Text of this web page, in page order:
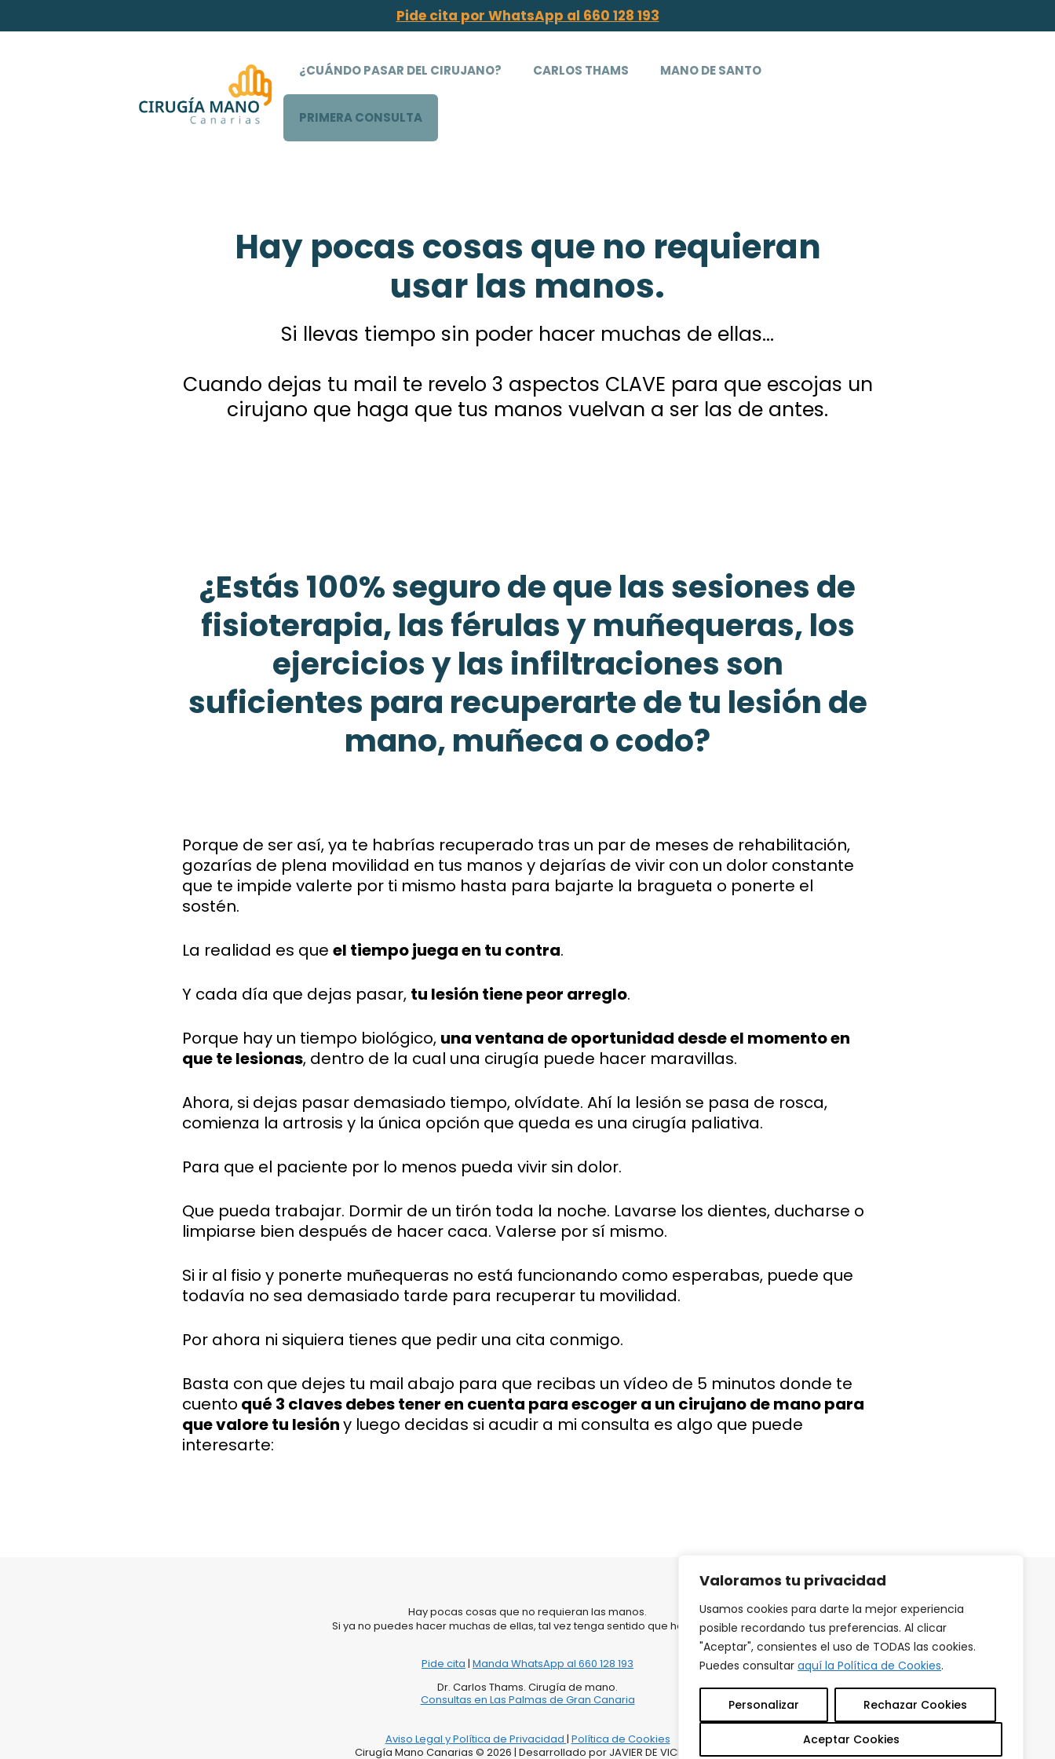
Pide cita por WhatsApp al 660 128 193
Valoramos tu privacidad
Usamos cookies para darte la mejor experiencia
posible recordando tus preferencias. Al clicar
"Aceptar", consientes el uso de TODAS las cookies.
Puedes consultar aquí la Política de Cookies.
Personalizar Rechazar Cookies
Aceptar Cookies
¿CUÁNDO PASAR DEL CIRUJANO? CARLOS THAMS MANO DE SANTO
PRIMERA CONSULTA
Hay pocas cosas que no requieran
usar las manos.
Si llevas tiempo sin poder hacer muchas de ellas…
Cuando dejas tu mail te revelo 3 aspectos CLAVE para que escojas un
cirujano que haga que tus manos vuelvan a ser las de antes.
¿Estás 100% seguro de que las sesiones de
fisioterapia, las férulas y muñequeras, los
ejercicios y las infiltraciones son
suficientes para recuperarte de tu lesión de
mano, muñeca o codo?
Porque de ser así, ya te habrías recuperado tras un par de meses de rehabilitación,
gozarías de plena movilidad en tus manos y dejarías de vivir con un dolor constante
que te impide valerte por ti mismo hasta para bajarte la bragueta o ponerte el
sostén.
La realidad es que el tiempo juega en tu contra.
Y cada día que dejas pasar, tu lesión tiene peor arreglo.
Porque hay un tiempo biológico, una ventana de oportunidad desde el momento en
que te lesionas, dentro de la cual una cirugía puede hacer maravillas.
Ahora, si dejas pasar demasiado tiempo, olvídate. Ahí la lesión se pasa de rosca,
comienza la artrosis y la única opción que queda es una cirugía paliativa.
Para que el paciente por lo menos pueda vivir sin dolor.
Que pueda trabajar. Dormir de un tirón toda la noche. Lavarse los dientes, ducharse o
limpiarse bien después de hacer caca. Valerse por sí mismo.
Si ir al fisio y ponerte muñequeras no está funcionando como esperabas, puede que
todavía no sea demasiado tarde para recuperar tu movilidad.
Por ahora ni siquiera tienes que pedir una cita conmigo.
Basta con que dejes tu mail abajo para que recibas un vídeo de 5 minutos donde te
cuento qué 3 claves debes tener en cuenta para escoger a un cirujano de mano para
que valore tu lesióny luego decidas si acudir a mi consulta es algo que puede
interesarte:
Hay pocas cosas que no requieran las manos.
Si ya no puedes hacer muchas de ellas, tal vez tenga sentido que hablemos
Pide cita | Manda WhatsApp al 660 128 193
Dr. Carlos Thams. Cirugía de mano.
Consultas en Las Palmas de Gran Canaria
Aviso Legal y Política de Privacidad | Política de Cookies
Cirugía Mano Canarias © 2026 | Desarrollado por JAVIER DE VICENTE